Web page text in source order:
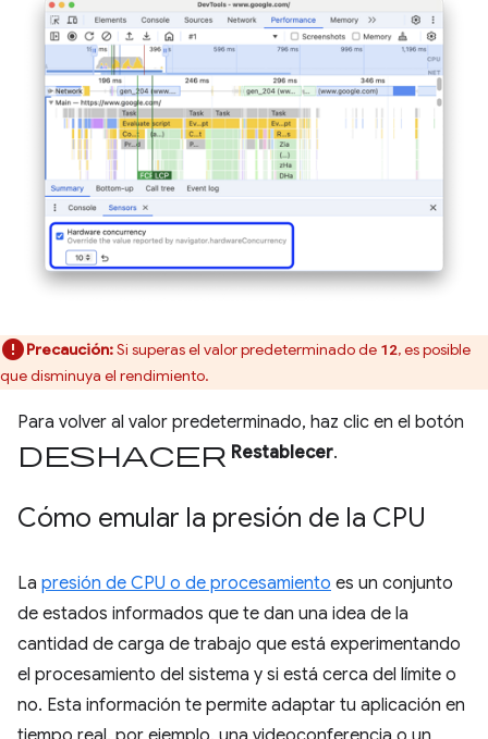
Precaución:Si superas el valor predeterminado de 12, es posible
que disminuya el rendimiento.
Para volver al valor predeterminado, haz clic en el botón
deshacer Restablecer.
Cómo emular la presión de la CPU
La presión de CPU o de procesamiento es un conjunto
de estados informados que te dan una idea de la
cantidad de carga de trabajo que está experimentando
el procesamiento del sistema y si está cerca del límite o
no. Esta información te permite adaptar tu aplicación en